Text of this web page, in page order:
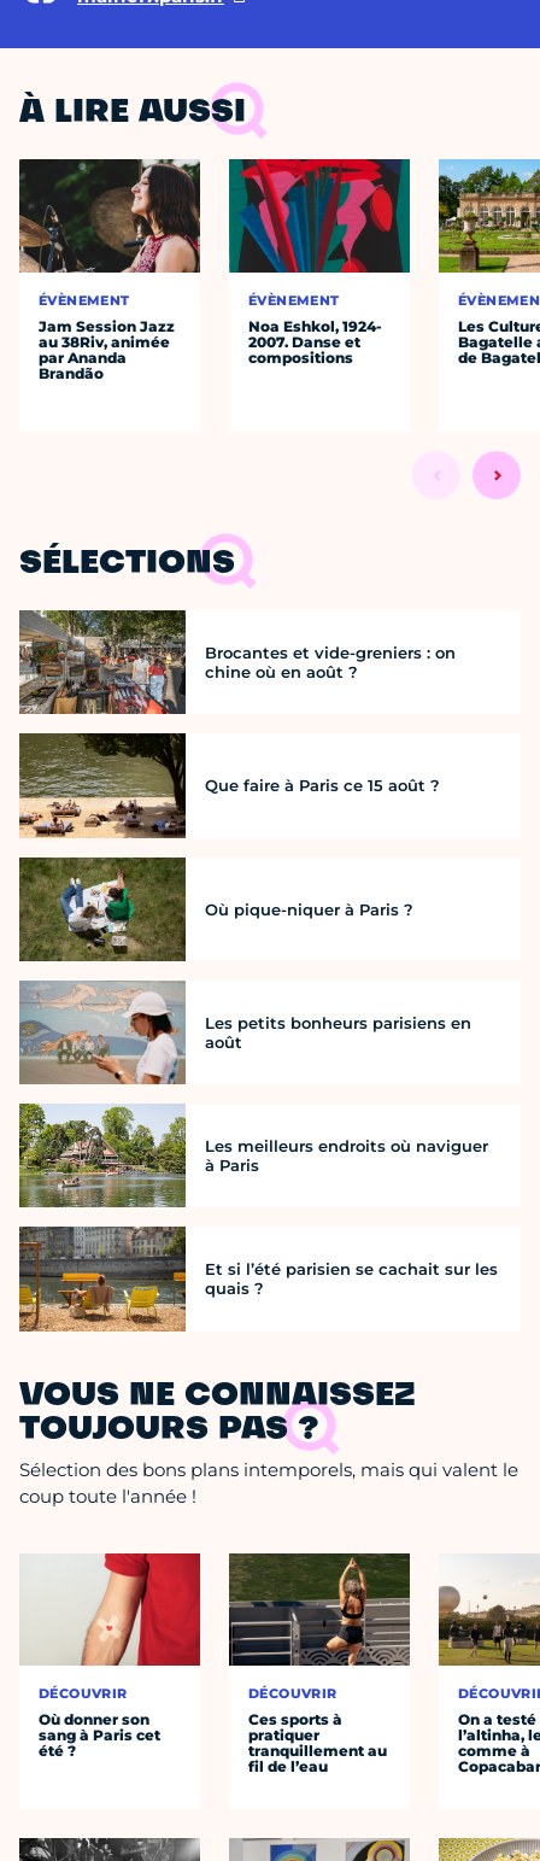
À LIRE AUSSI
ÉVÈNEMENT
Jam Session Jazz
au 38Riv, animée
par Ananda
Brandão
ÉVÈNEMENT
Noa Eshkol, 1924-
2007. Danse et
compositions
Les
Bagatelle
de
SÉLECTIONS
Brocantes et vide-greniers : on
chine où en août ?
Que faire à Paris ce 15 août ?
Où pique-niquer à Paris ?
Les petits bonheurs parisiens en
août
Les meilleurs endroits où naviguer
à Paris
Et si l’été parisien se cachait sur les
quais ?
VOUS NE CONNAISSEZ
TOUJOURS PAS ?
Sélection des bons plans intemporels, mais qui valent le
coup toute l'année !
DÉCOUVRIR
Où donner son
sang à Paris cet
été ?
DÉCOUVRIR
Ces sports à
pratiquer
tranquillement au
fil de l’eau
On a testé
l’altinha,
comme à